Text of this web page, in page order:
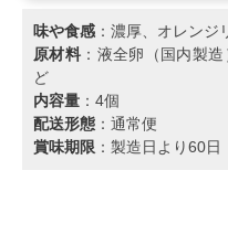
味や食感 ：濃厚、オレンジ
原材料 ：液全卵（国内製
ど
内容量 ：4個
配送形態 ：通常便
賞味期限 ：製造日より60日